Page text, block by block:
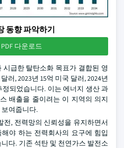
동향 파악하기
다운로드
급한 탈탄소화 목표가 결합된 영
러, 2023년 15억 미국 달러, 2024년
되었습니다. 이는 에너지 생산 과
배출을 줄이려는 이 지역의 의지
여줍니다.
전, 전력망의 신뢰성을 유지하면서
야 하는 전력회사의 요구에 힘입
다. 기존 석탄 및 천연가스 발전소